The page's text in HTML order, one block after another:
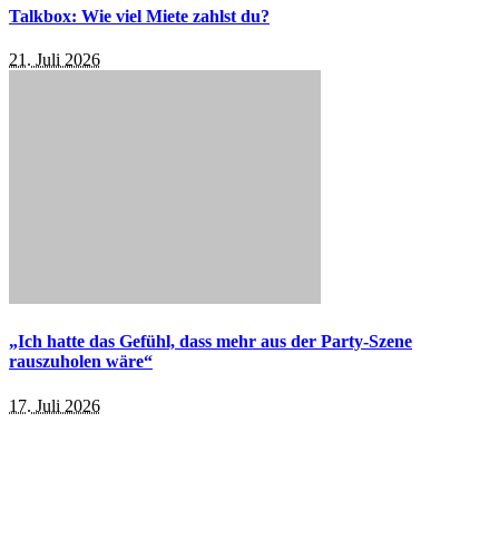
Talkbox: Wie viel Miete zahlst du?
21. Juli 2026
„Ich hatte das Gefühl, dass mehr aus der Party-Szene
rauszuholen wäre“
17. Juli 2026